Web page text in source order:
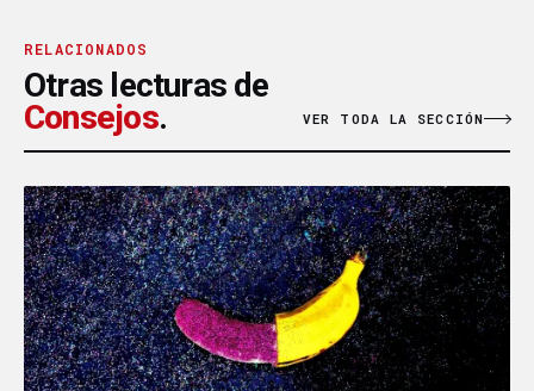
RELACIONADOS
Otras lecturas de
Consejos. VER TODA LA SECCIÓN